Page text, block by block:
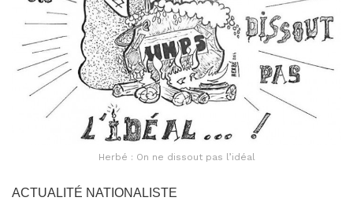
Herbé : On ne dissout pas l’idéal
ACTUALITÉ NATIONALISTE